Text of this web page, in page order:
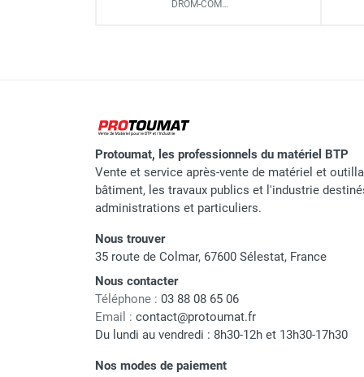
Hauteur travail
Nombre de niveaux de plancher
plancher + 4 lisses DÉCLIC)
Poids
Marque
Référence fournisseur
Nom du modèle
Échafaudage roulant
DROM-COM…
Protoumat, les professionnels du matériel BTP
Vente et service après-vente de matériel et
bâtiment, les travaux publics et l'industrie
administrations et particuliers.
Nous trouver
35 route de Colmar, 67600 Sélestat, France
Nous contacter
Téléphone : 03 88 08 65 06
Email : contact@protoumat.fr
Du lundi au vendredi : 8h30-12h et 13h30-17h30
Nos modes de paiement